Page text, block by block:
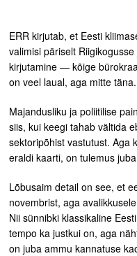
ERR kirjutab, et Eesti
valimisi päriselt
kirjutamine — kõige
on veel laual, aga mitte täna.
Majandusliku ja poliitilise
siis, kui keegi tahab vältida
sektoripõhist vastutust. Aga
eraldi kaarti, on tulemus
Lõbusaim detail on see, et
novembrist, aga
Nii sünnibki klassikaline
tempo ka justkui on, aga
on juba ammu kannatuse